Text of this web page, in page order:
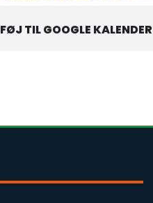
FØJ TIL GOOGLE KALENDER